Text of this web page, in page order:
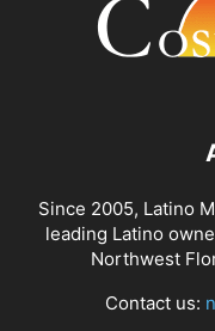
Since 2005, Latino
leading Latino
Northwest
Contact us: